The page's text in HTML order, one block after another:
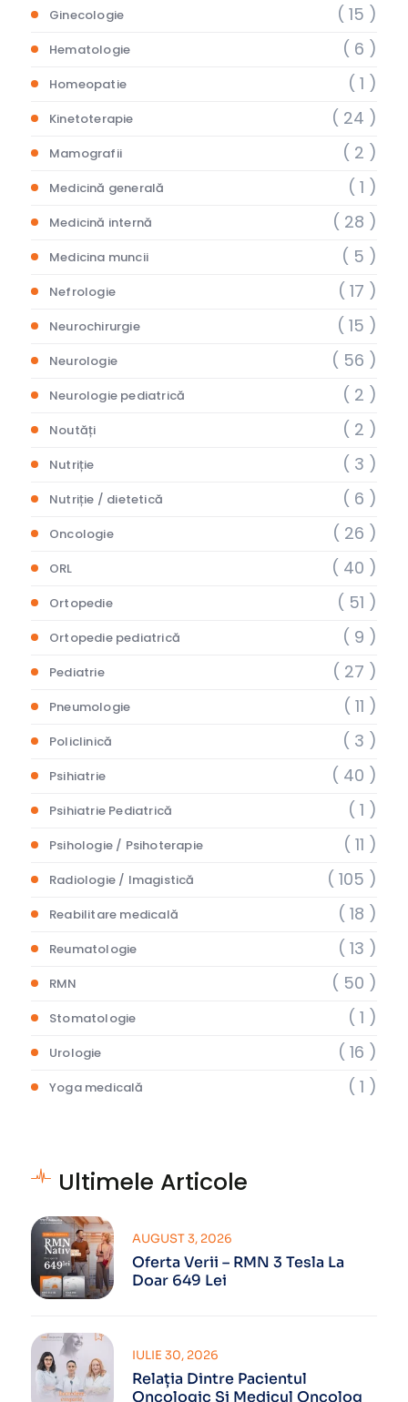
Ginecologie ( 15 )
Hematologie ( 6 )
Homeopatie ( 1 )
Kinetoterapie ( 24 )
Mamografii ( 2 )
Medicină generală ( 1 )
Medicină internă ( 28 )
Medicina muncii ( 5 )
Nefrologie ( 17 )
Neurochirurgie ( 15 )
Neurologie ( 56 )
Neurologie pediatrică ( 2 )
Noutăți ( 2 )
Nutriție ( 3 )
Nutriție / dietetică ( 6 )
Oncologie ( 26 )
ORL ( 40 )
Ortopedie ( 51 )
Ortopedie pediatrică ( 9 )
Pediatrie ( 27 )
Pneumologie ( 11 )
Policlinică ( 3 )
Psihiatrie ( 40 )
Psihiatrie Pediatrică ( 1 )
Psihologie / Psihoterapie ( 11 )
Radiologie / Imagistică ( 105 )
Reabilitare medicală ( 18 )
Reumatologie ( 13 )
RMN ( 50 )
Stomatologie ( 1 )
Urologie ( 16 )
Yoga medicală ( 1 )
Ultimele Articole
Oferta Verii – RMN 3 Tesla La
Doar 649 Lei
AUGUST 3, 2026
Relația Dintre Pacientul
Oncologic Și Medicul Oncolog
IULIE 30, 2026